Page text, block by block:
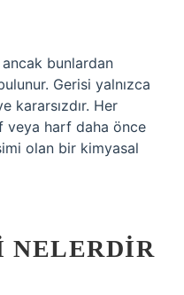
ancak bunlardan
Gerisi yalnızca
kararsızdır. Her
veya harf daha önce
olan bir kimyasal